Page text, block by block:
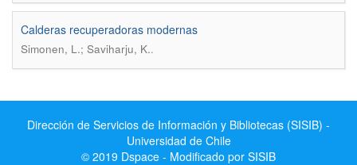
Calderas recuperadoras modernas
Simonen, L.; Saviharju, K..
Dirección de Servicios de Información y Bibliotecas (SISIB) -
Universidad de Chile
© 2019 Dspace - Modificado por SISIB